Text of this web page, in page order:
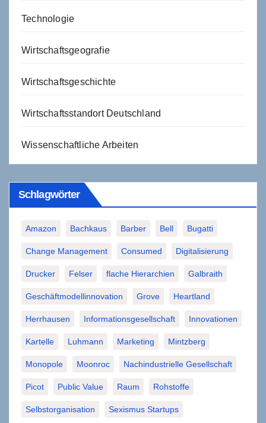
Technologie
Wirtschaftsgeografie
Wirtschaftsgeschichte
Wirtschaftsstandort Deutschland
Wissenschaftliche Arbeiten
Schlagwörter
Amazon Bachkaus Barber Bell Bugatti
Change Management Consumed Digitalisierung
Drucker Felser flache Hierarchien Galbraith
Geschäftmodellinnovation Grove Heartland
Herrhausen Informationsgesellschaft Innovationen
Kartelle Luhmann Marketing Mintzberg
Monopole Moonroc Nachindustrielle Gesellschaft
Picot Public Value Raum Rohstoffe
Selbstorganisation Sexismus Startups